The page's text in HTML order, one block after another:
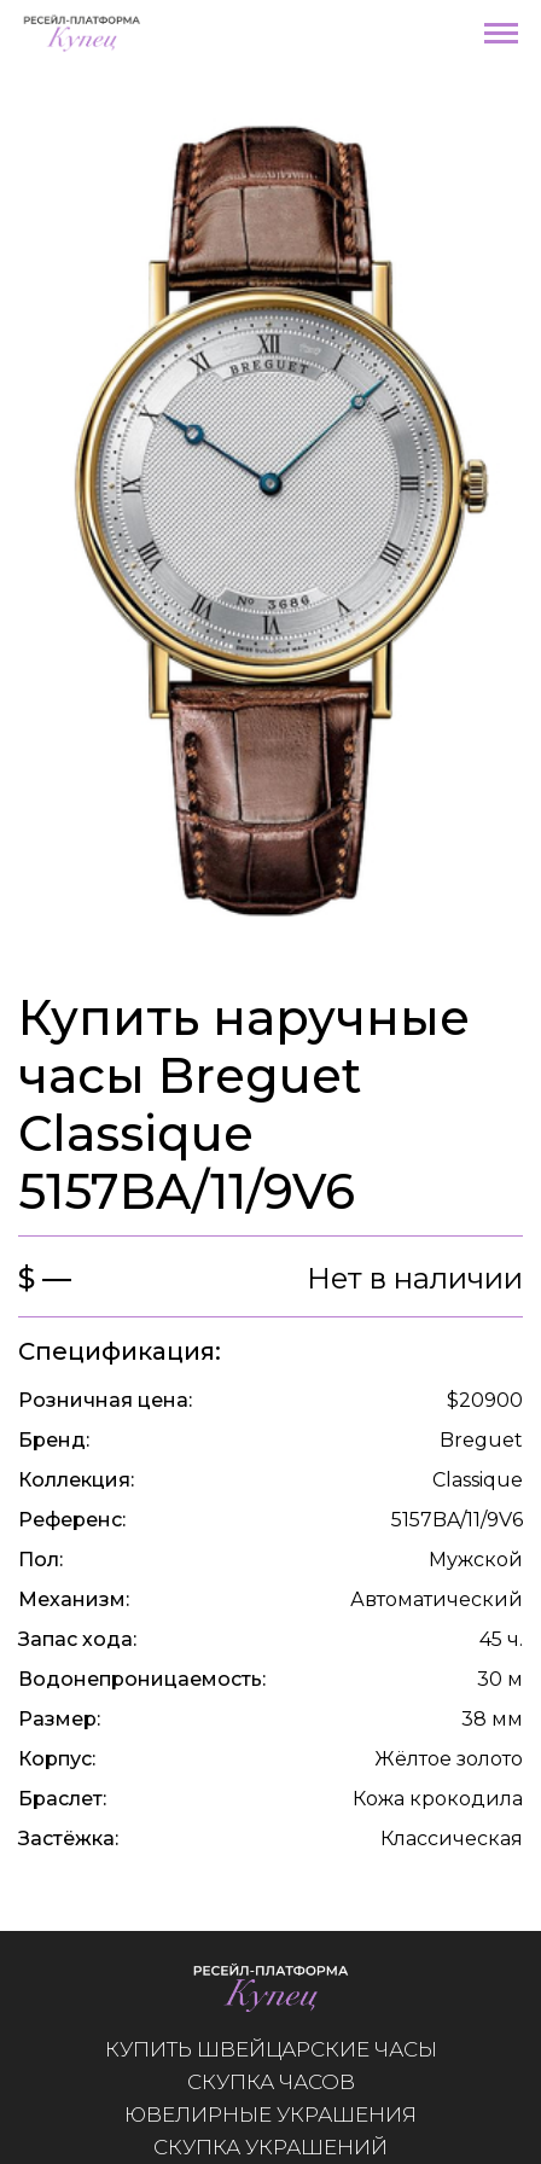
Купить наручные
часы Breguet
Classique
5157BA/11/9V6
$ — Нет в наличии
Спецификация:
Розничная цена:
$20900
Бренд:
Breguet
Коллекция:
Classique
Референс:
5157BA/11/9V6
Пол:
Мужской
Механизм:
Автоматический
Запас хода:
45 ч.
Водонепроницаемость:
30 м
Размер:
38 мм
Корпус:
Жёлтое золото
Браслет:
Кожа крокодила
Застёжка:
Классическая
КУПИТЬ ШВЕЙЦАРСКИЕ ЧАСЫ
СКУПКА ЧАСОВ
ЮВЕЛИРНЫЕ УКРАШЕНИЯ
СКУПКА УКРАШЕНИЙ